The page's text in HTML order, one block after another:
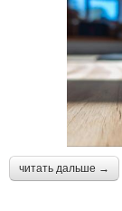
читать дальше →